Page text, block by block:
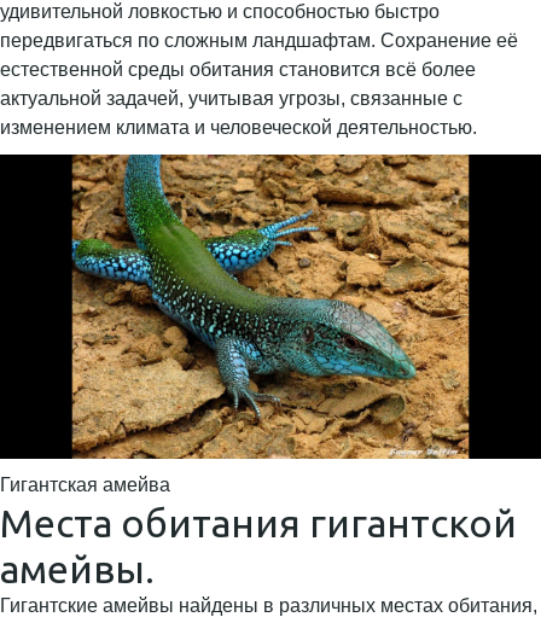
удивительной ловкостью и способностью быстро
передвигаться по сложным ландшафтам. Сохранение её
естественной среды обитания становится всё более
актуальной задачей, учитывая угрозы, связанные с
изменением климата и человеческой деятельностью.
Гигантская амейва
Места обитания гигантской
амейвы.
Гигантские амейвы найдены в различных местах обитания,